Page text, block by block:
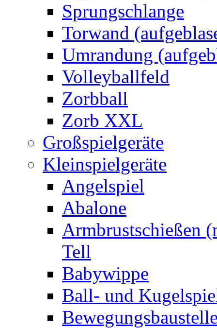
Sprungschlange
Torwand
Umrandung
Volleyballfeld
Zorbball
Zorb XXL
Großspielgeräte
Kleinspielgeräte
Angelspiel
Abalone
Armbrustschießen
Tell
Babywippe
Ball- und